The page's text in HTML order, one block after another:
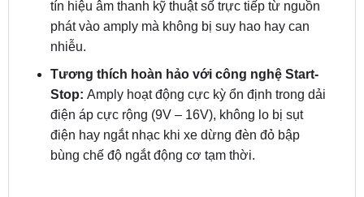
nhiễu.
Tương thích hoàn hảo với công nghệ Start-
Stop:
điện áp cực rộng (9V – 16V), không lo bị sụt
điện hay ngắt nhạc khi xe dừng đèn đỏ bập
bùng chế độ ngắt động cơ tạm thời.